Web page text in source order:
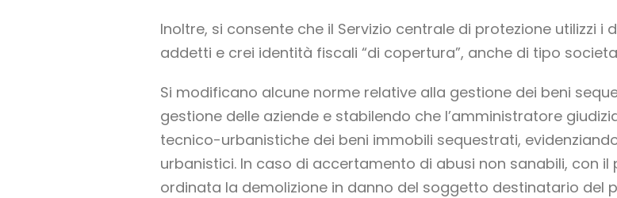
Inoltre, si consente che il Servizio centrale di protezione utilizzi
addetti e crei identità fiscali “di copertura”, anche di tipo
Si modificano alcune norme relative alla gestione dei beni
gestione delle aziende e stabilendo che l’amministratore
tecnico-urbanistiche dei beni immobili sequestrati,
urbanistici. In caso di accertamento di abusi non sanabili, con
ordinata la demolizione in danno del soggetto destinatario del